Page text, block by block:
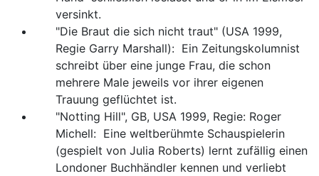
versinkt.
"Die Braut die sich nicht traut" (USA 1999,
Regie Garry Marshall): Ein Zeitungskolumnist
schreibt über eine junge Frau, die schon
mehrere Male jeweils vor ihrer eigenen
Trauung geflüchtet ist.
"Notting Hill", GB, USA 1999, Regie: Roger
Michell: Eine weltberühmte Schauspielerin
(gespielt von Julia Roberts) lernt zufällig einen
Londoner Buchhändler kennen und verliebt